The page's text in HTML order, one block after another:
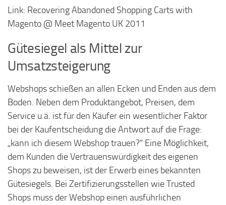
Link: Recovering Abandoned Shopping Carts with
Magento @ Meet Magento UK 2011
Gütesiegel als Mittel zur
Umsatzsteigerung
Webshops schießen an allen Ecken und Enden aus dem
Boden. Neben dem Produktangebot, Preisen, dem
Service u.ä. ist für den Käufer ein wesentlicher Faktor
bei der Kaufentscheidung die Antwort auf die Frage:
„kann ich diesem Webshop trauen?“ Eine Möglichkeit,
dem Kunden die Vertrauenswürdigkeit des eigenen
Shops zu beweisen, ist der Erwerb eines bekannten
Gütesiegels. Bei Zertifizierungsstellen wie Trusted
Shops muss der Webshop einen ausführlichen